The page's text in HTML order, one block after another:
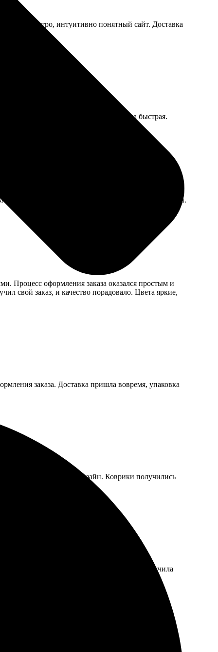
быстро, интуитивно понятный сайт. Доставка
Качество на высоте, доставка быстрая.
порадовал. Доставка без задержек, всё как обещали.
Процесс оформления заказа оказался простым и
свой заказ, и качество порадовало. Цвета яркие,
заказа. Доставка пришла вовремя, упаковка
сайте, легко выбрать дизайн. Коврики получились
выбрала размер и оформила заказ. Получила